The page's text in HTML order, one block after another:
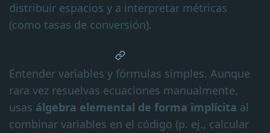
distribuir espacios y a interpretar métricas
(como tasas de conversión).
Entender variables y fórmulas simples. Aunque
rara vez resuelvas ecuaciones manualmente,
usas álgebra elemental de forma implícita al
combinar variables en el código (p. ej., calcular